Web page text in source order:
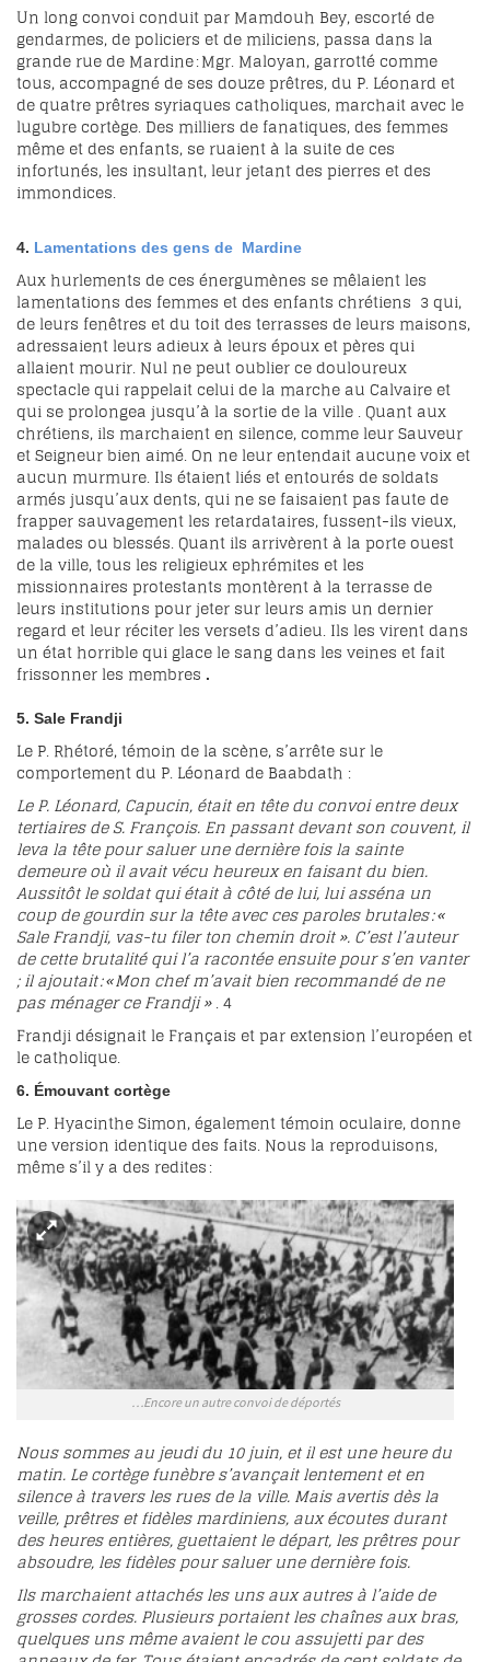
Un long convoi conduit par Mamdouh Bey, escorté de
gendarmes, de policiers et de miliciens, passa dans la
grande rue de Mardine : Mgr. Maloyan, garrotté comme
tous, accompagné de ses douze prêtres, du P. Léonard et
de quatre prêtres syriaques catholiques, marchait avec le
lugubre cortège. Des milliers de fanatiques, des femmes
même et des enfants, se ruaient à la suite de ces
infortunés, les insultant, leur jetant des pierres et des
immondices.
4. Lamentations des gens de Mardine
Aux hurlements de ces énergumènes se mêlaient les
lamentations des femmes et des enfants chrétiens 3qui,
de leurs fenêtres et du toit des terrasses de leurs maisons,
adressaient leurs adieux à leurs époux et pères qui
allaient mourir. Nul ne peut oublier ce douloureux
spectacle qui rappelait celui de la marche au Calvaire et
qui se prolongea jusqu’à la sortie de la ville . Quant aux
chrétiens, ils marchaient en silence, comme leur Sauveur
et Seigneur bien aimé. On ne leur entendait aucune voix et
aucun murmure. Ils étaient liés et entourés de soldats
armés jusqu’aux dents, qui ne se faisaient pas faute de
frapper sauvagement les retardataires, fussent-ils vieux,
malades ou blessés. Quant ils arrivèrent à la porte ouest
de la ville, tous les religieux ephrémites et les
missionnaires protestants montèrent à la terrasse de
leurs institutions pour jeter sur leurs amis un dernier
regard et leur réciter les versets d’adieu. Ils les virent dans
un état horrible qui glace le sang dans les veines et fait
frissonner les membres .
5. Sale Frandji
Le P. Rhétoré, témoin de la scène, s’arrête sur le
comportement du P. Léonard de Baabdath :
Le P. Léonard, Capucin, était en tête du convoi entre deux
tertiaires de S. François. En passant devant son couvent, il
leva la tête pour saluer une dernière fois la sainte
demeure où il avait vécu heureux en faisant du bien.
Aussitôt le soldat qui était à côté de lui, lui asséna un
coup de gourdin sur la tête avec ces paroles brutales : «
Sale Frandji, vas-tu filer ton chemin droit ». C’est l’auteur
de cette brutalité qui l’a racontée ensuite pour s’en vanter
; il ajoutait : « Mon chef m’avait bien recommandé de ne
pas ménager ce Frandji ».4
Frandji désignait le Français et par extension l’européen et
le catholique.
6. Émouvant cortège
Le P. Hyacinthe Simon, également témoin oculaire, donne
une version identique des faits. Nous la reproduisons,
même s’il y a des redites :
…Encore un autre convoi de déportés
Nous sommes au jeudi du 10 juin, et il est une heure du
matin. Le cortège funèbre s’avançait lentement et en
silence à travers les rues de la ville. Mais avertis dès la
veille, prêtres et fidèles mardiniens, aux écoutes durant
des heures entières, guettaient le départ, les prêtres pour
absoudre, les fidèles pour saluer une dernière fois.
Ils marchaient attachés les uns aux autres à l’aide de
grosses cordes. Plusieurs portaient les chaînes aux bras,
quelques uns même avaient le cou assujetti par des